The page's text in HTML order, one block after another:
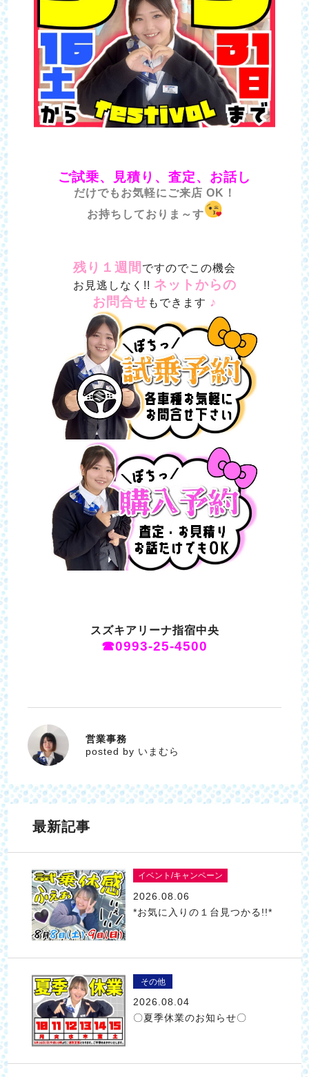
ご試乗、見積り、査定、お話し
だけでもお気軽にご来店 OK！
お持ちしておりま～す
残り１週間 ですのでこの機会
お見逃しなく!! ネットからの
お問合せ もできます ♪
スズキアリーナ指宿中央
☎0993-25-4500
いまむら
営業事務
posted by いまむら
最新記事
イベント/キャンペーン
2026.08.06
*お気に入りの１台見つかる!!*
その他
2026.08.04
〇夏季休業のお知らせ〇